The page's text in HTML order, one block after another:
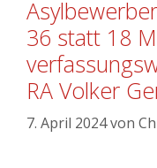
36 statt 18
RA Volker
7. April 2024von